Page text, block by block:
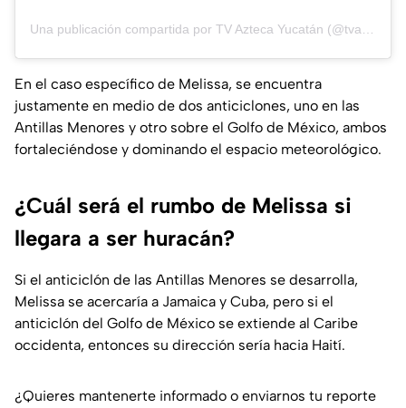
Una publicación compartida por TV Azteca Yucatán (@tvaztecayucatan)
En el caso específico de Melissa, se encuentra
justamente en medio de dos anticiclones, uno en las
Antillas Menores y otro sobre el Golfo de México, ambos
fortaleciéndose y dominando el espacio meteorológico.
¿Cuál será el rumbo de Melissa si
llegara a ser huracán?
Si el anticiclón de las Antillas Menores se desarrolla,
Melissa se acercaría a Jamaica y Cuba, pero si el
anticiclón del Golfo de México se extiende al Caribe
occidenta, entonces su dirección sería hacia Haití.
¿Quieres mantenerte informado o enviarnos tu reporte